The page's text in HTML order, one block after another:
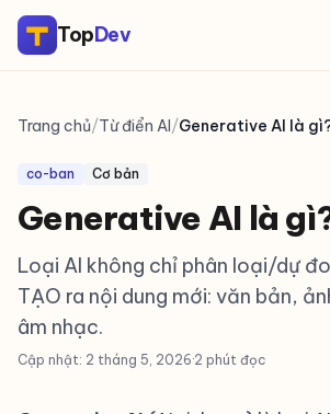
TopDev
Trang chủ/Từ điển AI/Generative AI là
co-ban Cơ bản
Generative AI là
Loại AI không chỉ phân loại/dự
TẠO ra nội dung mới: văn bản,
âm nhạc.
Cập nhật: 2 tháng 5, 2026·2 phút đọc